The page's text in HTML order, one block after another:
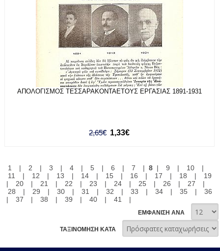
ΑΠΟΛΟΓΙΣΜΟΣ ΤΕΣΣΑΡΑΚΟΝΤΑΕΤΟΥΣ ΕΡΓΑΣΙΑΣ 1891-1931
2,65€ 1,33€
1 | 2 | 3 | 4 | 5 | 6 | 7 | 8| 9 | 10
|
11
| 12 | 13 | 14 | 15 | 16 | 17 | 18 |
19
|
20 | 21 | 22 | 23 | 24 | 25 | 26 | 27
|
28
| 29 | 30 | 31 | 32 | 33 | 34 | 35 |
36
|
37 | 38 | 39 | 40 | 41 |
ΕΜΦΑΝΙΣΗ ΑΝΑ
ΤΑΞΙΝΟΜΗΣΗ ΚΑΤΑ